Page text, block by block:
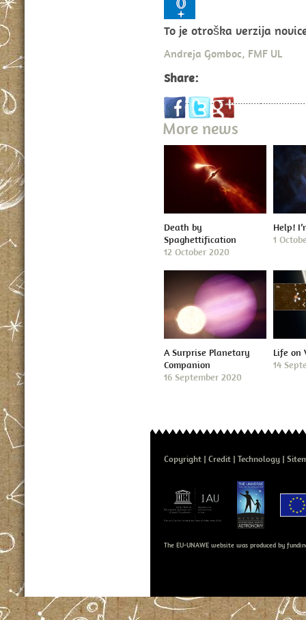
To je otroška verzija
Andreja Gomboc, FMF UL
Share:
More news
Death by
Spaghettification
12 October 2020
Help!
1
A Surprise Planetary
Companion
16 September 2020
Life on
14
Copyright Credit Technology
The EU-UNAWE website was produced by